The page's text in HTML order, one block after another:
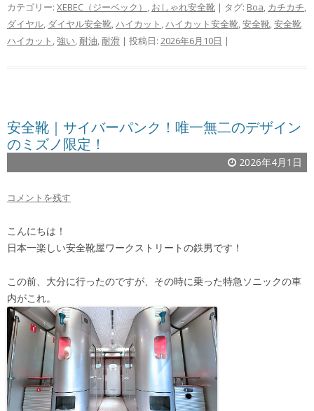
カテゴリー: XEBEC（ジーベック） , おしゃれ安全靴 | タグ: Boa, カチカチ,
ダイヤル, ダイヤル安全靴,ハイカット ,ハイカット安全靴,安全靴,安全靴
ハイカット ,強い,耐油,耐滑 | 投稿日: 2026年6月10日 |
安全靴｜サイバーパンク！唯一無二のデザイン
のミズノ限定！
2026年4月1日
コメントを残す
こんにちは！
日本一楽しい安全靴屋ワークストリートの鉄男です！
この前、大分に行ったのですが、その時に乗った特急ソニックの車
内がこれ。